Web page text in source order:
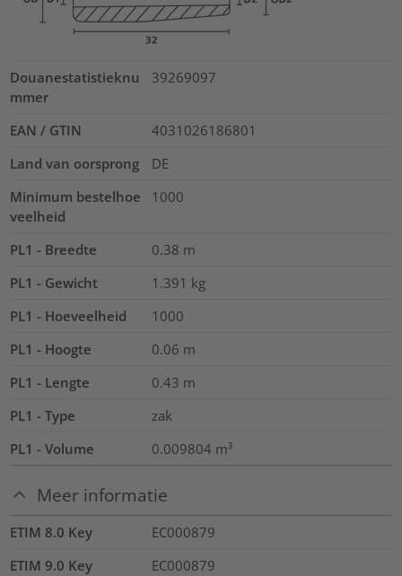
Douanestatistieknu
mmer
39269097
EAN / GTIN
4031026186801
Land van oorsprong
DE
Minimum bestelhoe
veelheid
1000
PL1 - Breedte 0.38 m
PL1 - Gewicht
1.391 kg
PL1 - Hoeveelheid
1000
PL1 - Hoogte
0.06 m
PL1 - Lengte
0.43 m
PL1 - Type
zak
PL1 - Volume
0.009804 m³
Meer informatie
ETIM 8.0 Key
EC000879
ETIM 9.0 Key
EC000879